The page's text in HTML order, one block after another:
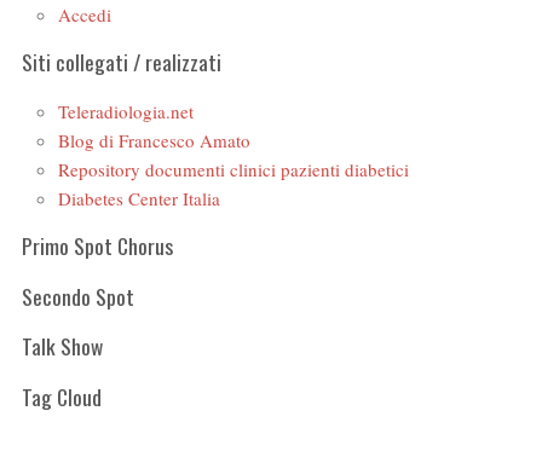
Accedi
Siti collegati / realizzati
Teleradiologia.net
Blog di Francesco Amato
Repository documenti clinici pazienti diabetici
Diabetes Center Italia
Primo Spot Chorus
Secondo Spot
Talk Show
Tag Cloud